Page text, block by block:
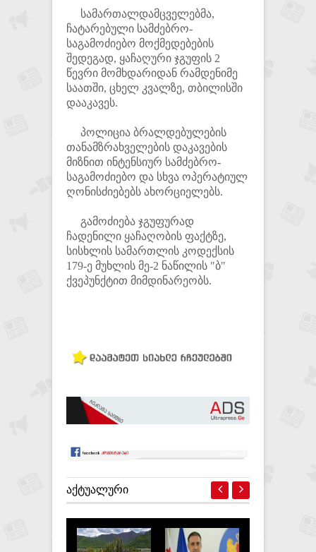
სამართალდამცველებმა,
ჩატარებული სამძებრო-
საგამოძიებო მოქმედებების
შედეგად, ყაჩაღური ჯგუფის 2
წევრი მომხდარიდან რამდენიმე
საათში, ცხელ კვალზე, თბილისში
დააკავეს.
პოლიცია ბრალდებულების
თანამზრახველების დაკავების
მიზნით ინტენსიურ სამძებრო-
საგამოძიებო და სხვა ოპერატიულ
ღონისძიებებს ახორციელებს.
გამოძიება ჯგუფურად
ჩადენილი ყაჩაღობის ფაქტზე,
სისხლის სამართლის კოდექსის
179-ე მუხლის მე-2 ნაწილის "ბ"
ქვეპუნქტით მიმდინარეობს.
ᲐᲥᲢᲣᲐᲚᲣᲠᲘ